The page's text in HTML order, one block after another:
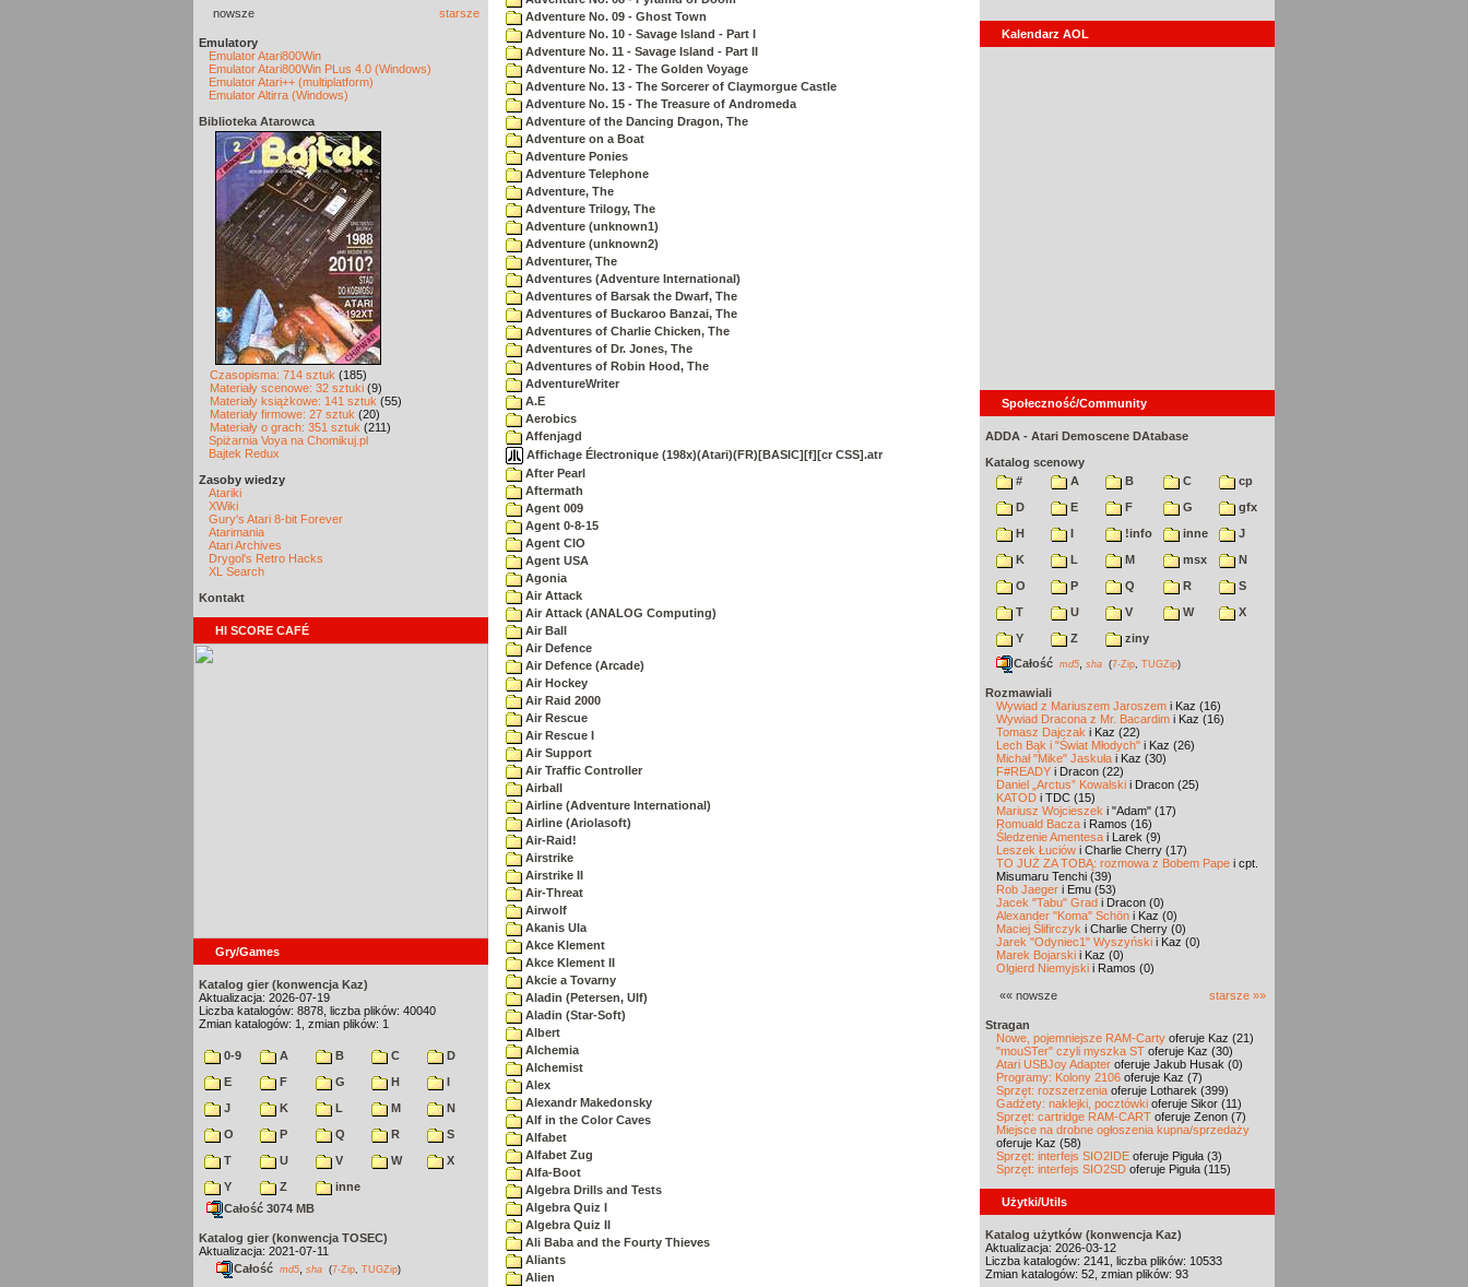
nowsze starsze
Emulatory
Emulator Atari800Win
Emulator Atari800Win PLus 4.0 (Windows)
Emulator Atari++ (multiplatform)
Emulator Altirra (Windows)
Biblioteka Atarowca
Czasopisma: 714 sztuk (185)
Materiały scenowe: 32 sztuki (9)
Materiały książkowe: 141 sztuk (55)
Materiały firmowe: 27 sztuk (20)
Materiały o grach: 351 sztuk (211)
Spiżarnia Voya na Chomikuj.pl
Bajtek Redux
Zasoby wiedzy
Atariki
XWiki
Gury's Atari 8-bit Forever
Atarimania
Atari Archives
Drygol's Retro Hacks
XL Search
Kontakt
HI SCORE CAFÉ
Gry/Games
Katalog gier (konwencja Kaz)
Aktualizacja: 2026-07-19
Liczba katalogów: 8878, liczba plików: 40040
Zmian katalogów: 1, zmian plików: 1
0-9 A B C
D
E
F G H
I
J
K L M
N
O
P Q R
S
T
U V W
X
Y
Z
inne
Całość 3074 MB
Katalog gier (konwencja TOSEC)
Aktualizacja: 2021-07-11
Całość md5 sha (7-Zip TUGZip)
Adventure No. 09 - Ghost Town
Adventure No. 10 - Savage Island - Part I
Adventure No. 11 - Savage Island - Part II
Adventure No. 12 - The Golden Voyage
Adventure No. 13 - The Sorcerer of Claymorgue Castle
Adventure No. 15 - The Treasure of Andromeda
Adventure of the Dancing Dragon, The
Adventure on a Boat
Adventure Ponies
Adventure Telephone
Adventure, The
Adventure Trilogy, The
Adventure (unknown1)
Adventure (unknown2)
Adventurer, The
Adventures (Adventure International)
Adventures of Barsak the Dwarf, The
Adventures of Buckaroo Banzai, The
Adventures of Charlie Chicken, The
Adventures of Dr. Jones, The
Adventures of Robin Hood, The
AdventureWriter
A.E
Aerobics
Affenjagd
Affichage Électronique (198x)(Atari)(FR)[BASIC][f][cr CSS].atr
After Pearl
Aftermath
Agent 009
Agent 0-8-15
Agent CIO
Agent USA
Agonia
Air Attack
Air Attack (ANALOG Computing)
Air Ball
Air Defence
Air Defence (Arcade)
Air Hockey
Air Raid 2000
Air Rescue
Air Rescue I
Air Support
Air Traffic Controller
Airball
Airline (Adventure International)
Airline (Ariolasoft)
Air-Raid!
Airstrike
Airstrike II
Air-Threat
Airwolf
Akanis Ula
Akce Klement
Akce Klement II
Akcie a Tovarny
Aladin (Petersen, Ulf)
Aladin (Star-Soft)
Albert
Alchemia
Alchemist
Alex
Alexandr Makedonsky
Alf in the Color Caves
Alfabet
Alfabet Zug
Alfa-Boot
Algebra Drills and Tests
Algebra Quiz I
Algebra Quiz II
Ali Baba and the Fourty Thieves
Aliants
Alien
Kalendarz AOL
Społeczność/Community
ADDA - Atari Demoscene DAtabase
Katalog scenowy
#
A B C
cp
D
E F G
gfx
H
I !info inne
J
K
L M msx
N
O
P Q R
S
T
U V W
X
Y
Z
ziny
Całość md5 sha (7-Zip TUGZip)
Rozmawiali
Wywiad z Mariuszem Jaroszem i Kaz (16)
Wywiad Dracona z Mr. Bacardim i Kaz (16)
Tomasz Dajczak i Kaz (22)
Lech Bąk i "Świat Młodych" i Kaz (26)
Michał "Mike" Jaskuła i Kaz (30)
F#READY i Dracon (22)
Daniel „Arctus” Kowalski i Dracon (25)
KATOD i TDC (15)
Mariusz Wojcieszek i "Adam" (17)
Romuald Bacza i Ramos (16)
Śledzenie Amentesa i Larek (9)
Leszek Łuciów i Charlie Cherry (17)
TO JUŻ ZA TOBĄ: rozmowa z Bobem Pape i cpt.
Misumaru Tenchi (39)
Rob Jaeger i Emu (53)
Jacek "Tabu" Grad i Dracon (0)
Alexander "Koma" Schön i Kaz (0)
Maciej Ślifirczyk i Charlie Cherry (0)
Jarek "Odyniec1" Wyszyński i Kaz (0)
Marek Bojarski i Kaz (0)
Olgierd Niemyjski i Ramos (0)
«« nowsze starsze »»
Stragan
Nowe, pojemniejsze RAM-Carty oferuje Kaz (21)
"mouSTer" czyli myszka ST oferuje Kaz (30)
Atari USBJoy Adapter oferuje Jakub Husak (0)
Programy: Kolony 2106 oferuje Kaz (7)
Sprzęt: rozszerzenia oferuje Lotharek (399)
Gadżety: naklejki, pocztówki oferuje Sikor (11)
Sprzęt: cartridge RAM-CART oferuje Zenon (7)
Miejsce na drobne ogłoszenia kupna/sprzedaży
oferuje Kaz (58)
Sprzęt: interfejs SIO2IDE oferuje Piguła (3)
Sprzęt: interfejs SIO2SD oferuje Piguła (115)
Użytki/Utils
Katalog użytków (konwencja Kaz)
Aktualizacja: 2026-03-12
Liczba katalogów: 2141, liczba plików: 10533
Zmian katalogów: 52, zmian plików: 93